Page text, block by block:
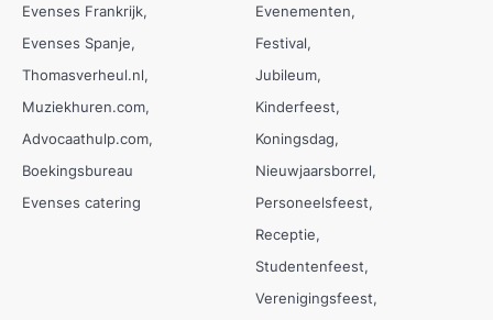
Evenses Frankrijk
Evenses Spanje
Thomasverheul.nl
Muziekhuren.com
Advocaathulp.com
Boekingsbureau
Evenses catering
Evenementen
Festival
Jubileum
Kinderfeest
Koningsdag
Nieuwjaarsborrel
Personeelsfeest
Receptie
Studentenfeest
Verenigingsfeest